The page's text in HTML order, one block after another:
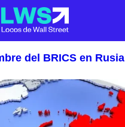
del BRICS en Rusia